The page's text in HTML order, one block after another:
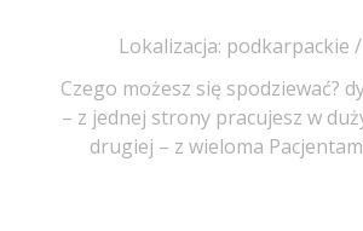
Lokalizacja: podkarpackie
Czego możesz się spodziewać?
– z jednej strony pracujesz w
drugiej – z wieloma